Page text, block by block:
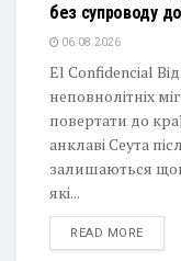
без супроводу
06.08.2026
El Confidencial
неповнолітніх
повертати до
анклаві Сеута
залишаються
які...
READ MORE